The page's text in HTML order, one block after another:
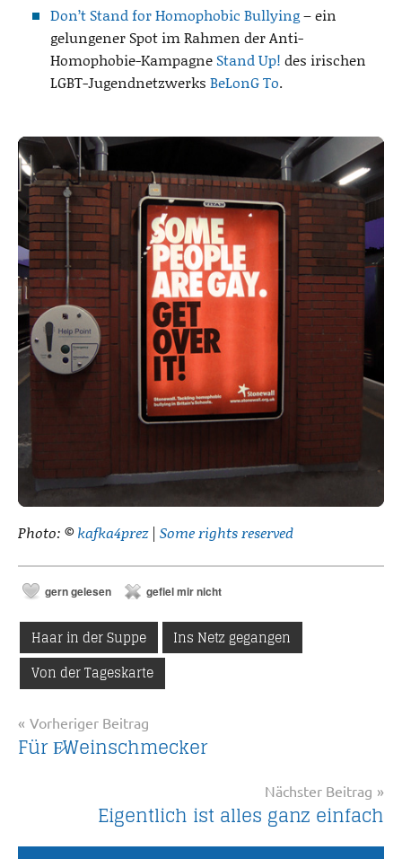
Don’t Stand for Homophobic Bullying– ein
gelungener Spot im Rahmen der Anti-
Homophobie-Kampagne Stand Up! des irischen
LGBT-Jugendnetzwerks BeLonG To.
Photo: ©kafka4prez| Some rights reserved
gern gelesen gefiel mir nicht
Haar in der Suppe
Ins Netz gegangen
Von der Tageskarte
Beitragsnavigation
Vorheriger Beitrag
Für F̷Weinschmecker
Nächster Beitrag
Eigentlich ist alles ganz einfach